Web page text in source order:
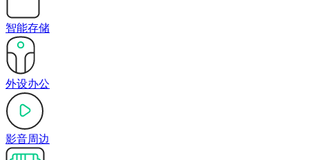
智能存储
外设办公
影音周边